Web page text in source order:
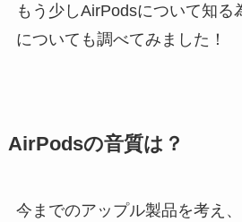
もう少しAirPodsについて知る
についても調べてみました！
AirPodsの音質は？
今までのアップル製品を考え、